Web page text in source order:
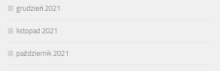
grudzień 2021
listopad 2021
październik 2021